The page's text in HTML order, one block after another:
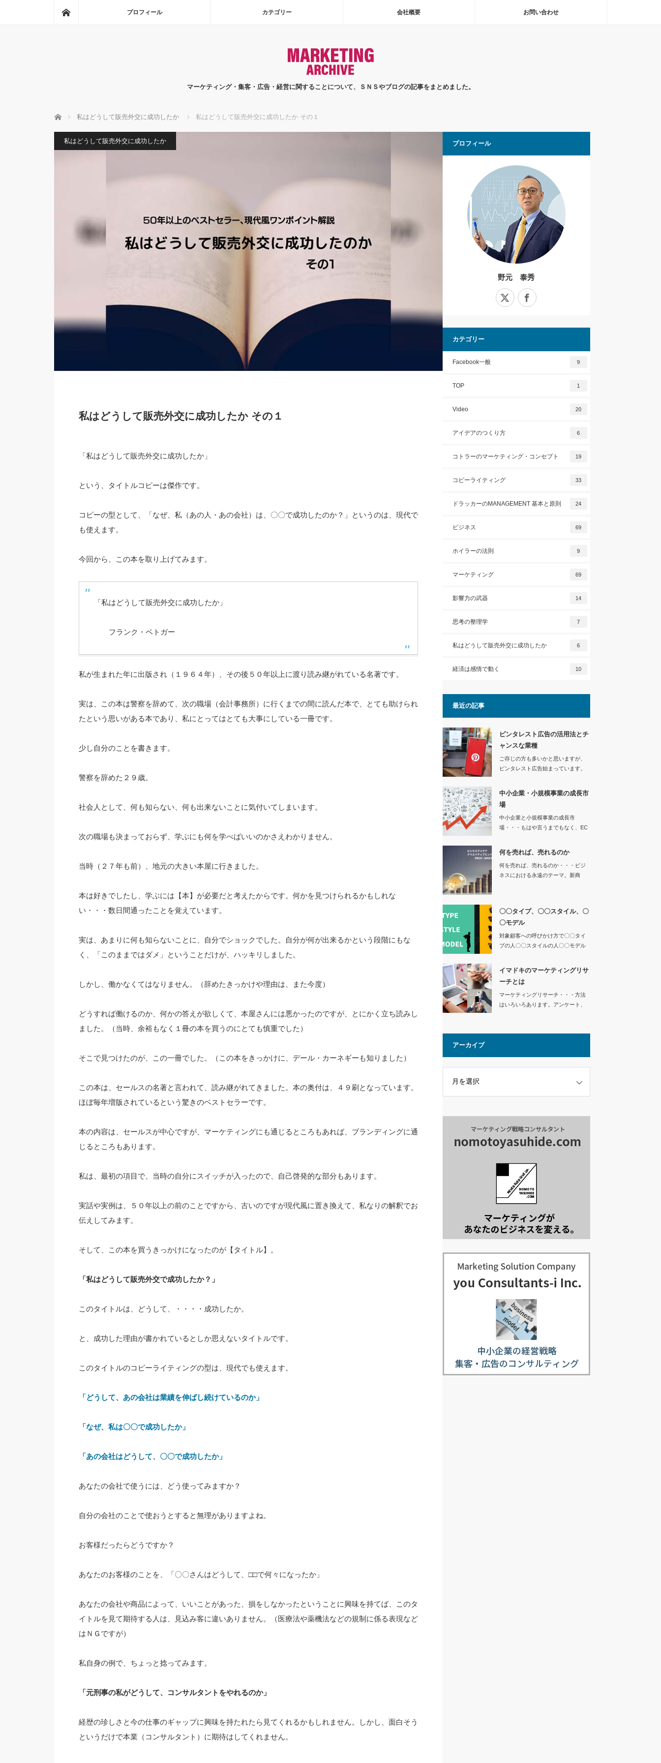
プロフィール カテゴリー 会社概要 お問い合わせ
マーケティング・集客・広告・経営に関することについて、ＳＮＳやブログの記事をまとめました。
ホーム 私はどうして販売外交に成功したか 私はどうして販売外交に成功したか その１
私はどうして販売外交に成功したか
私はどうして販売外交に成功したか その１
「私はどうして販売外交に成功したか」
という、タイトルコピーは傑作です。
コピーの型として、「なぜ、私（あの人・あの会社）は、〇〇で成功したのか？」というのは、現代で
も使えます。
今回から、この本を取り上げてみます。
「私はどうして販売外交に成功したか」
フランク・ベトガー
私が生まれた年に出版され（１９６４年）、その後５０年以上に渡り読み継がれている名著です。
実は、この本は警察を辞めて、次の職場（会計事務所）に行くまでの間に読んだ本で、とても助けられ
たという思いがある本であり、私にとってはとても大事にしている一冊です。
少し自分のことを書きます。
警察を辞めた２９歳。
社会人として、何も知らない、何も出来ないことに気付いてしまいます。
次の職場も決まっておらず、学ぶにも何を学べばいいのかさえわかりません。
当時（２７年も前）、地元の大きい本屋に行きました。
本は好きでしたし、学ぶには【本】が必要だと考えたからです。何かを見つけられるかもしれな
い・・・数日間通ったことを覚えています。
実は、あまりに何も知らないことに、自分でショックでした。自分が何が出来るかという段階にもな
く、「このままではダメ」ということだけが、ハッキリしました。
しかし、働かなくてはなりません。（辞めたきっかけや理由は、また今度）
どうすれば働けるのか、何かの答えが欲しくて、本屋さんには悪かったのですが、とにかく立ち読みし
ました。（当時、余裕もなく１冊の本を買うのにとても慎重でした）
そこで見つけたのが、この一冊でした。（この本をきっかけに、デール・カーネギーも知りました）
この本は、セールスの名著と言われて、読み継がれてきました。本の奥付は、４９刷となっています。
ほぼ毎年増版されているという驚きのベストセラーです。
本の内容は、セールスが中心ですが、マーケティングにも通じるところもあれば、ブランディングに通
じるところもあります。
私は、最初の項目で、当時の自分にスイッチが入ったので、自己啓発的な部分もあります。
実話や実例は、５０年以上の前のことですから、古いのですが現代風に置き換えて、私なりの解釈でお
伝えしてみます。
そして、この本を買うきっかけになったのが【タイトル】。
「私はどうして販売外交で成功したか？」
このタイトルは、どうして、・・・・成功したか。
と、成功した理由が書かれているとしか思えないタイトルです。
このタイトルのコピーライティングの型は、現代でも使えます。
「どうして、あの会社は業績を伸ばし続けているのか」
「なぜ、私は〇〇で成功したか」
「あの会社はどうして、〇〇で成功したか」
あなたの会社で使うには、どう使ってみますか？
自分の会社のことで使おうとすると無理がありますよね。
お客様だったらどうですか？
あなたのお客様のことを、「〇〇さんはどうして、□□で何々になったか」
あなたの会社や商品によって、いいことがあった、損をしなかったということに興味を持てば、このタ
イトルを見て期待する人は、見込み客に違いありません。（医療法や薬機法などの規制に係る表現など
はＮＧですが）
私自身の例で、ちょっと捻ってみます。
「元刑事の私がどうして、コンサルタントをやれるのか」
経歴の珍しさと今の仕事のギャップに興味を持たれたら見てくれるかもしれません。しかし、面白そう
というだけで本業（コンサルタント）に期待はしてくれません。
プロフィール
野元 泰秀
カテゴリー
Facebook一般 9
TOP 1
Video 20
アイデアのつくり方 6
コトラーのマーケティング・コンセプト 19
コピーライティング 33
ドラッカーのMANAGEMENT 基本と原則 24
ビジネス 69
ホイラーの法則 9
マーケティング 69
影響力の武器 14
思考の整理学 7
私はどうして販売外交に成功したか 6
経済は感情で動く 10
最近の記事
ピンタレスト広告の活用法とチ
ャンスな業種
ご存じの方も多いかと思いますが、
ピンタレスト広告始まっています。
中小企業・小規模事業の成長市
場
中小企業と小規模事業の成長市
場・・・もはや言うまでもなく、EC
何を売れば、売れるのか
何を売れば、売れるのか・・・ビジ
ネスにおける永遠のテーマ。新商
〇〇タイプ、〇〇スタイル、〇
〇モデル
対象顧客への呼びかけ方で〇〇タイ
プの人〇〇スタイルの人〇〇モデル
イマドキのマーケティングリサ
ーチとは
マーケティングリサーチ・・・方法
はいろいろあります。アンケート、
アーカイブ